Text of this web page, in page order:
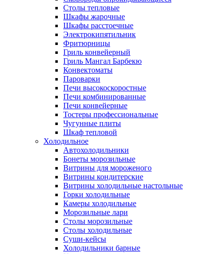
Столы тепловые
Шкафы жарочные
Шкафы расстоечные
Электрокипятильник
Фритюрницы
Гриль конвейерный
Гриль Мангал Барбекю
Конвектоматы
Пароварки
Печи высокоскоростные
Печи комбинированные
Печи конвейерные
Тостеры профессиональные
Чугунные плиты
Шкаф тепловой
Холодильное
Автохолодильники
Бонеты морозильные
Витрины для мороженого
Витрины кондитерские
Витрины холодильные настольные
Горки холодильные
Камеры холодильные
Морозильные лари
Столы морозильные
Столы холодильные
Суши-кейсы
Холодильники барные